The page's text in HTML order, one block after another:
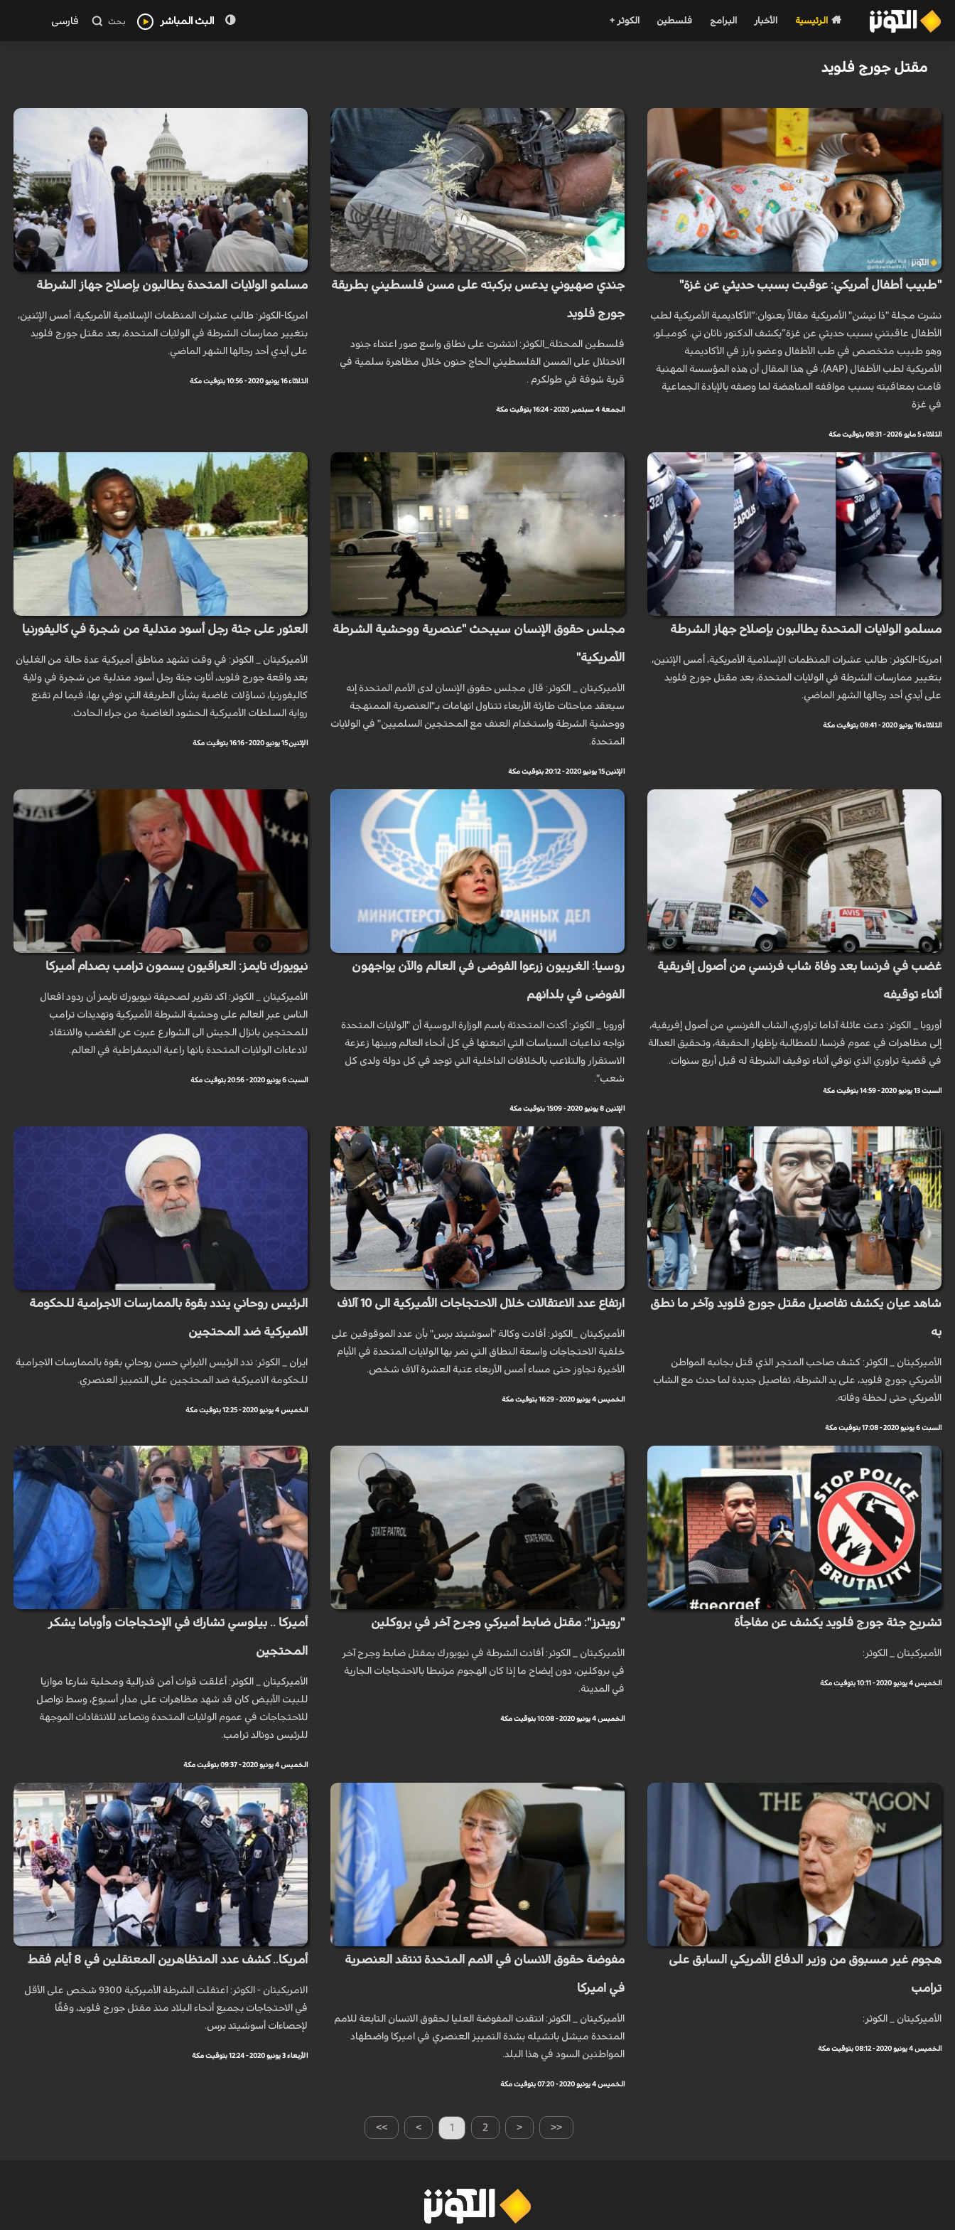
الرئيسية الأخبار البرامج فلسطين الكوثر + البث المباشر بحث فارسی
مقتل جورج فلويد
"طبيب أطفال أمريكي: عوقبت بسبب حديثي عن غزة"
نشرت مجلة "ذا نيشن" الأمريكية مقالاً بعنوان:“الأكاديمية الأمريكية لطب
الأطفال عاقبتني بسبب حديثي عن غزة”يكشف الدكتور ناثان تي. كوميـلو،
وهو طبيب متخصص في طب الأطفال وعضو بارز في الأكاديمية
الأمريكية لطب الأطفال (AAP)، في هذا المقال أن هذه المؤسسة المهنية
قامت بمعاقبته بسبب مواقفه المناهضة لما وصفه بالإبادة الجماعية
في غزة
الثلاثاء 5 مايو 2026 - 08:31 بتوقيت مكة
جندي صهيوني يدعس بركبته على مسن فلسطيني بطريقة
جورج فلويد
فلسطين المحتلة_الكوثر: انتشرت على نطاق واسع صور اعتداء جنود
الاحتلال على المسن الفلسطيني الحاج حنون خلال مظاهرة سلمية في
قرية شوفة في طولكرم .
الجمعة 4 سبتمبر 2020 - 16:24 بتوقيت مكة
مسلمو الولايات المتحدة يطالبون بإصلاح جهاز الشرطة
امريكا-الكوثر: طالب عشرات المنظمات الإسلامية الأمريكية، أمس الإثنين،
بتغيير ممارسات الشرطة في الولايات المتحدة، بعد مقتل جورج فلويد
على أيدي أحد رجالها الشهر الماضي.
الثلاثاء 16 يونيو 2020 - 10:56 بتوقيت مكة
مسلمو الولايات المتحدة يطالبون بإصلاح جهاز الشرطة
امريكا-الكوثر: طالب عشرات المنظمات الإسلامية الأمريكية، أمس الإثنين،
بتغيير ممارسات الشرطة في الولايات المتحدة، بعد مقتل جورج فلويد
على أيدي أحد رجالها الشهر الماضي.
الثلاثاء 16 يونيو 2020 - 08:41 بتوقيت مكة
مجلس حقوق الإنسان سيبحث "عنصرية ووحشية الشرطة
الأمريكية"
الأميركيتان _ الكوثر: قال مجلس حقوق الإنسان لدى الأمم المتحدة إنه
سيعقد مباحثات طارئة الأربعاء تتناول اتهامات بـ"العنصرية الممنهجة
ووحشية الشرطة واستخدام العنف مع المحتجين السلميين" في الولايات
المتحدة.
الإثنين 15 يونيو 2020 - 20:12 بتوقيت مكة
العثور على جثة رجل أسود متدلية من شجرة في كاليفورنيا
الأميركيتان _ الكوثر: في وقت تشهد مناطق أميركية عدة حالة من الغليان
بعد واقعة جورج فلويد، أثارت جثة رجل أسود متدلية من شجرة في ولاية
كاليفورنيا، تساؤلات غاضبة بشأن الطريقة التي توفي بها، فيما لم تقنع
رواية السلطات الأميركية الحشود الغاضبة من جراء الحادث.
الإثنين 15 يونيو 2020 - 16:16 بتوقيت مكة
غضب في فرنسا بعد وفاة شاب فرنسي من أصول إفريقية
أثناء توقيفه
أوروبا _ الكوثر: دعت عائلة آداما تراوري، الشاب الفرنسي من أصول إفريقية،
إلى مظاهرات في عموم فرنسا، للمطالبة بإظهار الحقيقة، وتحقيق العدالة
في قضية تراوري الذي توفي أثناء توقيف الشرطة له قبل أربع سنوات.
السبت 13 يونيو 2020 - 14:59 بتوقيت مكة
روسيا: الغربيون زرعوا الفوضى في العالم والآن يواجهون
الفوضى في بلدانهم
أوروبا _ الكوثر: أكدت المتحدثة باسم الوزارة الروسية أن "الولايات المتحدة
تواجه تداعيات السياسات التي اتبعتها في كل أنحاء العالم وبينها زعزعة
الاستقرار والتلاعب بالخلافات الداخلية التي توجد في كل دولة ولدى كل
شعب".
الإثنين 8 يونيو 2020 - 15:09 بتوقيت مكة
نيويورك تايمز: العراقيون يسمون ترامب بصدام أميركا
الأميركيتان _ الكوثر: اكد تقرير لصحيفة نيويورك تايمز أن ردود افعال
الناس عبر العالم على وحشية الشرطة الأميركية وتهديدات ترامب
للمحتجين بانزال الجيش الى الشوارع عبرت عن الغضب والانتقاد
لادعاءات الولايات المتحدة بانها راعية الديمقراطية في العالم.
السبت 6 يونيو 2020 - 20:56 بتوقيت مكة
شاهد عيان يكشف تفاصيل مقتل جورج فلويد وآخر ما نطق
به
الأميركيتان _ الكوثر: كشف صاحب المتجر الذي قتل بجانبه المواطن
الأمريكي جورج فلويد، على يد الشرطة، تفاصيل جديدة لما حدث مع الشاب
الأمريكي حتى لحظة وفاته.
السبت 6 يونيو 2020 - 17:08 بتوقيت مكة
ارتفاع عدد الاعتقالات خلال الاحتجاجات الأميركية الى 10 آلاف
الأميرکيتان _الكوثر: أفادت وكالة "أسوشيتد برس" بأن عدد الموقوفين على
خلفية الاحتجاجات واسعة النطاق التي تمر بها الولايات المتحدة في الأيام
الأخيرة تجاوز حتى مساء أمس الأربعاء عتبة العشرة آلاف شخص.
الخميس 4 يونيو 2020 - 16:29 بتوقيت مكة
الرئيس روحاني يندد بقوة بالممارسات الاجرامية للحكومة
الاميركية ضد المحتجين
ايران _ الكوثر: ندد الرئيس الايراني حسن روحاني بقوة بالممارسات الاجرامية
للحكومة الاميركية ضد المحتجين على التمييز العنصري.
الخميس 4 يونيو 2020 - 12:25 بتوقيت مكة
تشريح جثة جورج فلويد يكشف عن مفاجأة
الأميركيتان _ الكوثر:
الخميس 4 يونيو 2020 - 10:11 بتوقيت مكة
"رويترز": مقتل ضابط أميركي وجرح آخر في بروكلين
الأميركيتان _ الكوثر: أفادت الشرطة في نيويورك بمقتل ضابط وجرح آخر
في بروكلين، دون إيضاح ما إذا كان الهجوم مرتبطا بالاحتجاجات الجارية
في المدينة.
الخميس 4 يونيو 2020 - 10:08 بتوقيت مكة
أميركا .. بيلوسي تشارك في الإحتجاجات وأوباما يشكر
المحتجين
الأميركيتان _ الكوثر: أغلقت قوات أمن فدرالية ومحلية شارعا موازيا
للبيت الأبيض كان قد شهد مظاهرات على مدار أسبوع، وسط تواصل
للاحتجاجات في عموم الولايات المتحدة وتصاعد للانتقادات الموجهة
للرئيس دونالد ترامب.
الخميس 4 يونيو 2020 - 09:37 بتوقيت مكة
هجوم غير مسبوق من وزير الدفاع الأمريكي السابق على
ترامب
الأميركيتان _ الكوثر:
الخميس 4 يونيو 2020 - 08:12 بتوقيت مكة
مفوضة حقوق الانسان في الامم المتحدة تنتقد العنصرية
في اميركا
الأميركيتان _ الكوثر: انتقدت المفوضة العليا لحقوق الانسان التابعة للامم
المتحدة ميشل باتشيله بشدة التمييز العنصري في اميركا واضطهاد
المواطنين السود في هذا البلد.
الخميس 4 يونيو 2020 - 07:20 بتوقيت مكة
أمريكا.. كشف عدد المتظاهرين المعتقلين في 8 أيام فقط
الامريكيتان - الكوثر: اعتقلت الشرطة الأميركية 9300 شخص على الأقل
في الاحتجاجات بجميع أنحاء البلاد منذ مقتل جورج فلويد، وفقًا
لإحصاءات أسوشيتد برس.
الأربعاء 3 يونيو 2020 - 12:24 بتوقيت مكة
>> > 1 2 < <<